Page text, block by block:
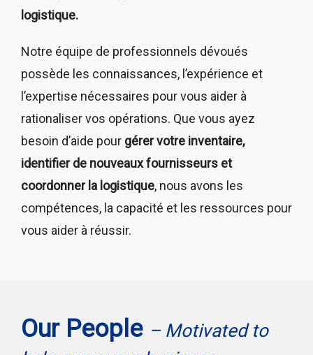
logistique.
Notre équipe de professionnels dévoués
possède les connaissances, l’expérience et
l’expertise nécessaires pour vous aider à
rationaliser vos opérations. Que vous ayez
besoin d’aide pour gérer votre inventaire,
identifier de nouveaux fournisseurs et
coordonner la logistique, nous avons les
compétences, la capacité et les ressources pour
vous aider à réussir.
Our People – Motivated to